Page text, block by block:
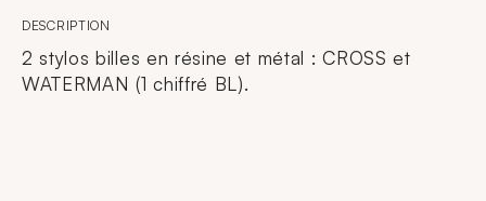
DESCRIPTION
2 stylos billes en résine et métal : CROSS et
WATERMAN (1 chiffré BL).